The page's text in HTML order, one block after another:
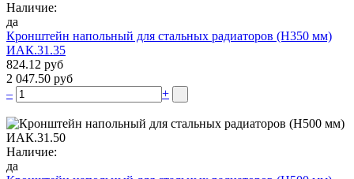
Наличие:
да
Кронштейн напольный для стальных радиаторов (Н350 мм)
ИАК.31.35
824.12 руб
2 047.50 руб
–
+
Наличие:
да